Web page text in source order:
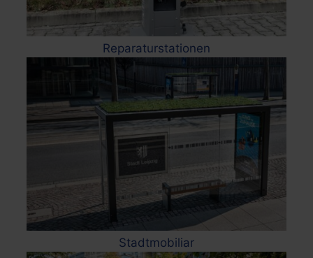
Reparaturstationen
Stadtmobiliar